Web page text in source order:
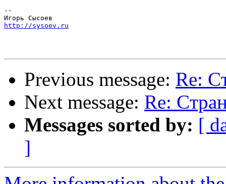
--
http://sysoev.ru
Previous message: Re:
Next message: Re:
Messages sorted by: [
]